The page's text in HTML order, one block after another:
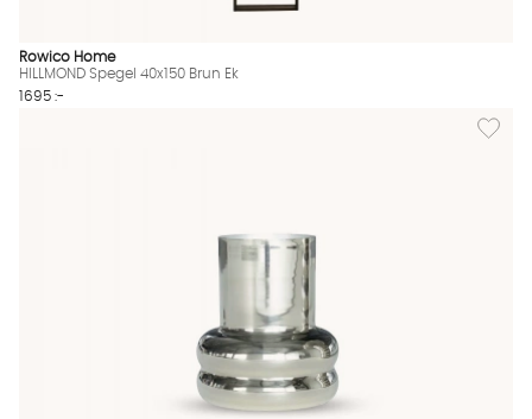
Rowico Home
HILLMOND Spegel 40x150 Brun Ek
1695 :-
Lägg